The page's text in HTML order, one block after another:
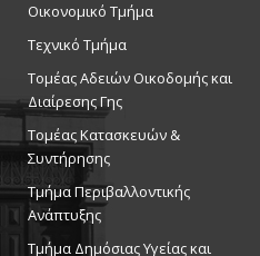
Οικονομικό Τμήμα
Τεχνικό Τμήμα
Τομέας Αδειών Οικοδομής και
Διαίρεσης Γης
Τομέας Κατασκευών &
Συντήρησης
Τμήμα Περιβαλλοντικής
Ανάπτυξης
Tμήμα Δημόσιας Υγείας και